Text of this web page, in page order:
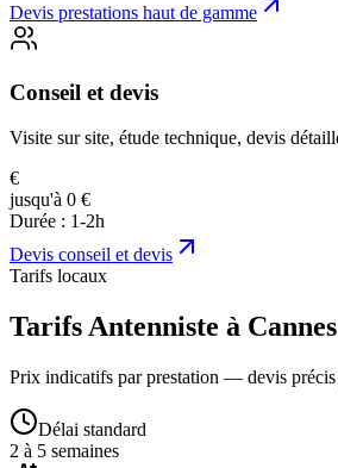
Devis prestations haut de gamme
Conseil et devis
Visite sur site, étude technique, devis
€
jusqu'à 0 €
Durée : 1-2h
Devis conseil et devis
Tarifs locaux
Tarifs Antenniste à
Prix indicatifs par prestation — devis
Délai standard
2 à 5 semaines